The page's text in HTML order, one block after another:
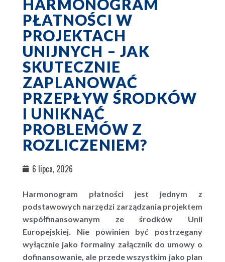
HARMONOGRAM
PŁATNOŚCI W
PROJEKTACH
UNIJNYCH – JAK
SKUTECZNIE
ZAPLANOWAĆ
PRZEPŁYW ŚRODKÓW
I UNIKNĄĆ
PROBLEMÓW Z
ROZLICZENIEM?
6 lipca, 2026
Harmonogram płatności jest jednym z
podstawowych narzędzi zarządzania projektem
współfinansowanym ze środków Unii
Europejskiej. Nie powinien być postrzegany
wyłącznie jako formalny załącznik do umowy o
dofinansowanie, ale przede wszystkim jako plan